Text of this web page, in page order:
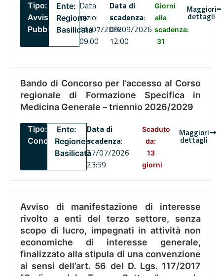
Tipo:
Avviso
Pubblico
Ente:
Regione
Basilicata
Data
inizio:
16/07/2026
09:00
Data di
scadenza:
09/09/2026
12:00
Giorni
alla
scadenza:
31
Maggiori
dettagli
Bando di Concorso per l’accesso al Corso
regionale di Formazione Specifica in
Medicina Generale – triennio 2026/2029
Tipo:
Concorsi
Ente:
Regione
Basilicata
Data di
scadenza:
27/07/2026
23:59
Scaduto
da:
13
giorni
Maggiori
dettagli
Avviso di manifestazione di interesse
rivolto a enti del terzo settore, senza
scopo di lucro, impegnati in attività non
economiche di interesse generale,
finalizzato alla stipula di una convenzione
ai sensi dell’art. 56 del D. Lgs. 117/2017